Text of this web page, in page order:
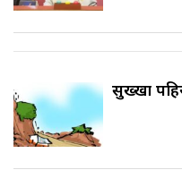
सुख्खा